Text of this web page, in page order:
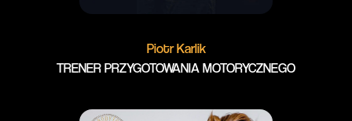
Piotr Karlik
TRENER PRZYGOTOWANIA MOTORYCZNEGO